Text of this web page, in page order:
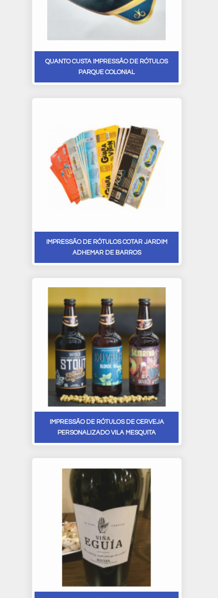
QUANTO CUSTA IMPRESSÃO DE RÓTULOS
PARQUE COLONIAL
IMPRESSÃO DE RÓTULOS COTAR JARDIM
ADHEMAR DE BARROS
IMPRESSÃO DE RÓTULOS DE CERVEJA
PERSONALIZADO VILA MESQUITA